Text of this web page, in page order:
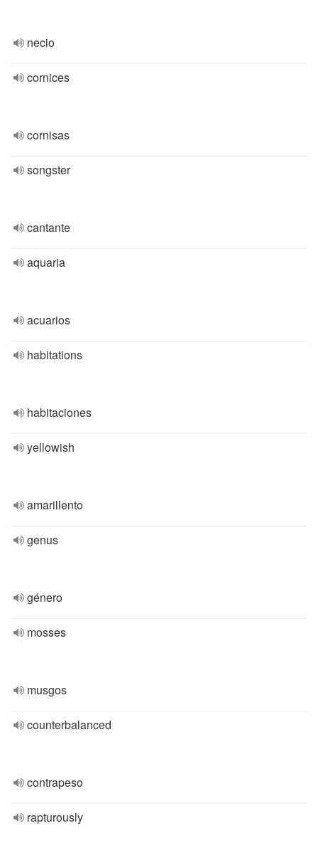
necio
cornices
cornisas
songster
cantante
aquaria
acuarios
habitations
habitaciones
yellowish
amarillento
genus
género
mosses
musgos
counterbalanced
contrapeso
rapturously